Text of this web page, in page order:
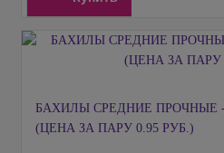
БАХИЛЫ СРЕДНИЕ ПРОЧНЫЕ
(ЦЕНА ЗА ПАРУ 0.95 РУБ.)